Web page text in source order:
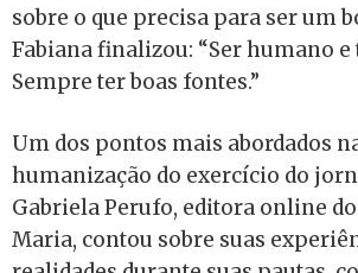
sobre o que precisa para ser um
Fabiana finalizou: “Ser humano e
Sempre ter boas fontes.”
Um dos pontos mais abordados
humanização do exercício do
Gabriela Perufo, editora online
Maria, contou sobre suas